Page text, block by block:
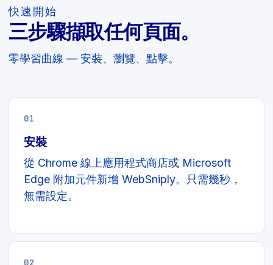
快速開始
三步驟擷取任何頁面。
零學習曲線 — 安裝、瀏覽、點擊。
01
安裝
從 Chrome 線上應用程式商店或 Microsoft
Edge 附加元件新增 WebSniply。只需幾秒，
無需設定。
02